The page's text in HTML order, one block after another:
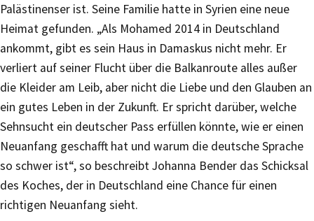
Palästinenser ist. Seine Familie hatte in Syrien eine neue
Heimat gefunden. „Als Mohamed 2014 in Deutschland
ankommt, gibt es sein Haus in Damaskus nicht mehr. Er
verliert auf seiner Flucht über die Balkanroute alles außer
die Kleider am Leib, aber nicht die Liebe und den Glauben an
ein gutes Leben in der Zukunft. Er spricht darüber, welche
Sehnsucht ein deutscher Pass erfüllen könnte, wie er einen
Neuanfang geschafft hat und warum die deutsche Sprache
so schwer ist“, so beschreibt Johanna Bender das Schicksal
des Koches, der in Deutschland eine Chance für einen
richtigen Neuanfang sieht.